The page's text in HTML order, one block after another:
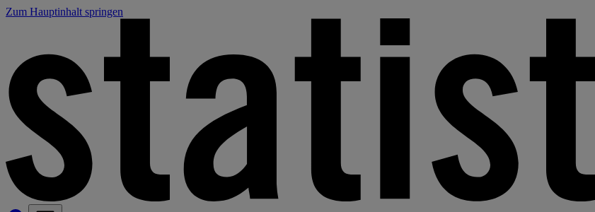
Zum Hauptinhalt springen